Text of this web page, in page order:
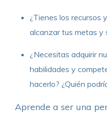
¿Tienes los recursos
alcanzar tus metas y
¿Necesitas adquirir
habilidades y
hacerlo? ¿Quién
Aprende a ser una